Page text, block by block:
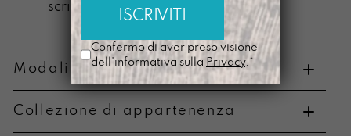
scrittura
Modalità di pagamento e resi
Collezione di appartenenza
Confermo di aver preso visione
dell'informativa sulla Privacy.*